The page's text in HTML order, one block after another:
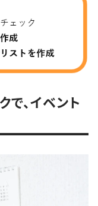
、イベント